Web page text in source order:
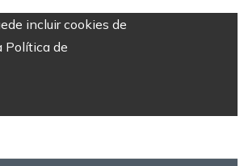
incluir cookies de
Política de